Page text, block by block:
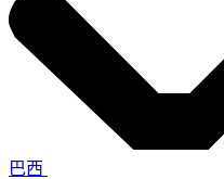
巴西